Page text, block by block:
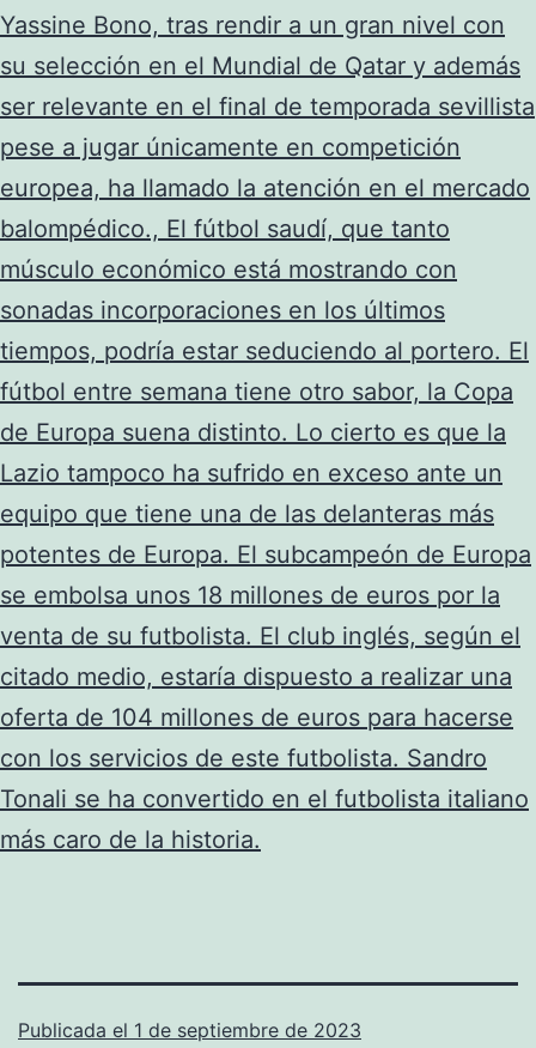
Yassine Bono, tras rendir a un gran nivel con
su selección en el Mundial de Qatar y además
ser relevante en el final de temporada sevillista
pese a jugar únicamente en competición
europea, ha llamado la atención en el mercado
balompédico., El fútbol saudí, que tanto
músculo económico está mostrando con
sonadas incorporaciones en los últimos
tiempos, podría estar seduciendo al portero. El
fútbol entre semana tiene otro sabor, la Copa
de Europa suena distinto. Lo cierto es que la
Lazio tampoco ha sufrido en exceso ante un
equipo que tiene una de las delanteras más
potentes de Europa. El subcampeón de Europa
se embolsa unos 18 millones de euros por la
venta de su futbolista. El club inglés, según el
citado medio, estaría dispuesto a realizar una
oferta de 104 millones de euros para hacerse
con los servicios de este futbolista. Sandro
Tonali se ha convertido en el futbolista italiano
más caro de la historia.
Publicada el 1 de septiembre de 2023